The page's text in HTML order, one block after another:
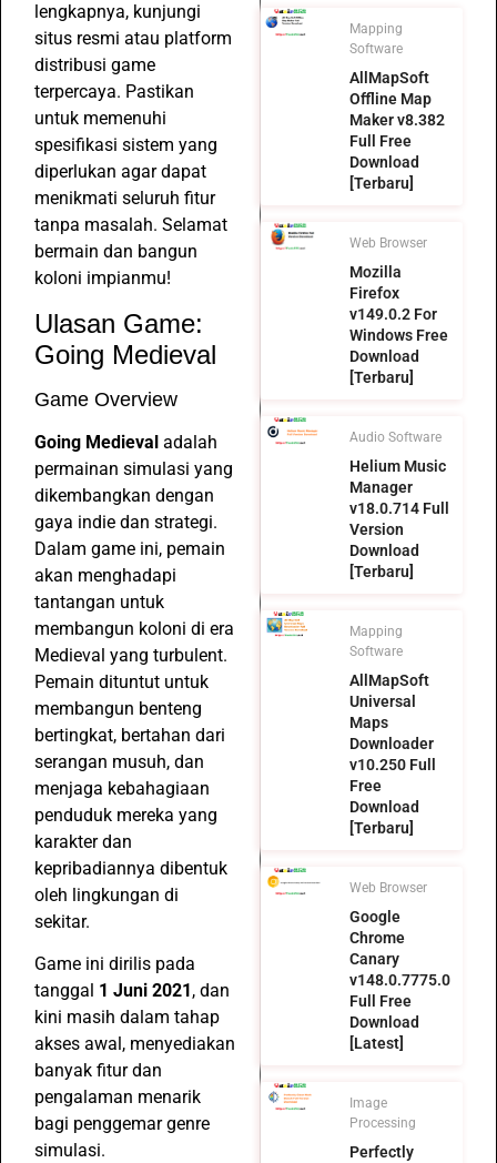
lengkapnya, kunjungi
situs resmi atau platform
distribusi game
terpercaya. Pastikan
untuk memenuhi
spesifikasi sistem yang
diperlukan agar dapat
menikmati seluruh fitur
tanpa masalah. Selamat
bermain dan bangun
koloni impianmu!
Ulasan Game:
Going Medieval
Game Overview
Going Medieval adalah
permainan simulasi yang
dikembangkan dengan
gaya indie dan strategi.
Dalam game ini, pemain
akan menghadapi
tantangan untuk
membangun koloni di era
Medieval yang turbulent.
Pemain dituntut untuk
membangun benteng
bertingkat, bertahan dari
serangan musuh, dan
menjaga kebahagiaan
penduduk mereka yang
karakter dan
kepribadiannya dibentuk
oleh lingkungan di
sekitar.
Game ini dirilis pada
tanggal 1 Juni 2021 , dan
kini masih dalam tahap
akses awal, menyediakan
banyak fitur dan
pengalaman menarik
bagi penggemar genre
simulasi.
Mapping
Software
AllMapSoft
Offline Map
Maker v8.382
Full Free
Download
[Terbaru]
Web Browser
Mozilla
Firefox
v149.0.2 For
Windows Free
Download
[Terbaru]
Audio Software
Helium Music
Manager
v18.0.714 Full
Version
Download
[Terbaru]
Mapping
Software
AllMapSoft
Universal
Maps
Downloader
v10.250 Full
Free
Download
[Terbaru]
Web Browser
Google
Chrome
Canary
v148.0.7775.0
Full Free
Download
[Latest]
Image
Processing
Perfectly